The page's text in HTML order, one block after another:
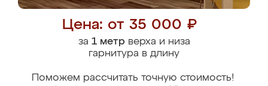
Цена: от 35 000 ₽
за 1 метрверха и низа
гарнитура в длину
Поможем рассчитать точную стоимость!